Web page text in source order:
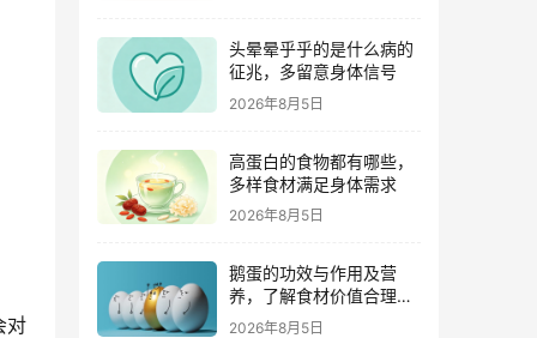
对
头晕晕乎乎的是什么病的
征兆，多留意身体信号
2026年8月5日
高蛋白的食物都有哪些，
多样食材满足身体需求
2026年8月5日
鹅蛋的功效与作用及营
养，了解食材价值合理食
用
2026年8月5日